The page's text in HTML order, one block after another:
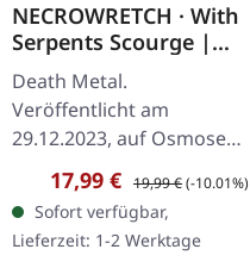
NECROWRETCH · With
Serpents Scourge |
BLACK LP
Death Metal.
Veröffentlicht am
29.12.2023, auf Osmose
Productions. Schwarzes
Vinyl im Gatefold-Cover.
Die französischen Death
Metal-Berserker…
Verkaufspreis:
17,99 € Regulärer Preis:
19,99 €(-10.01%)
Sofort verfügbar,
Lieferzeit: 1-2 Werktage